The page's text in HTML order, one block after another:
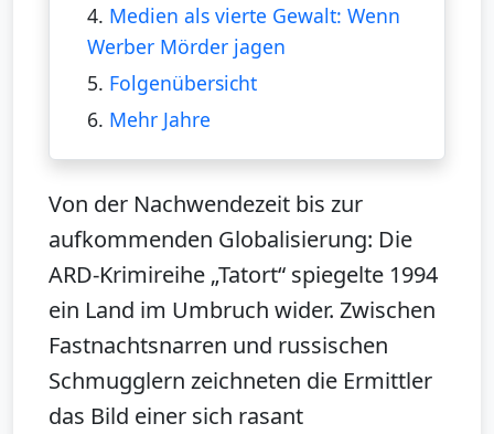
4. Medien als vierte Gewalt: Wenn
Werber Mörder jagen
5. Folgenübersicht
6. Mehr Jahre
Von der Nachwendezeit bis zur
aufkommenden Globalisierung: Die
ARD-Krimireihe „Tatort“ spiegelte 1994
ein Land im Umbruch wider. Zwischen
Fastnachtsnarren und russischen
Schmugglern zeichneten die Ermittler
das Bild einer sich rasant